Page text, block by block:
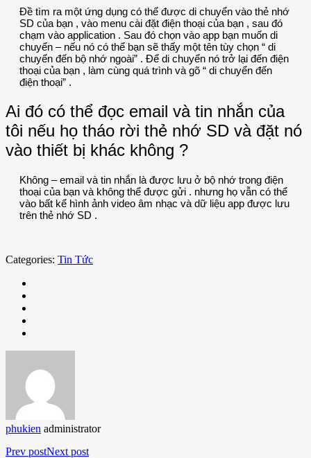
Đề tìm ra một ứng dụng có thể được di chuyển vào thẻ nhớ
SD của bạn , vào menu cài đặt điện thoại của bạn , sau đó
chạm vào application . Sau đó chọn vào app bạn muốn di
chuyển – nếu nó có thể bạn sẽ thấy một tên tùy chọn “ di
chuyển đến bộ nhớ ngoài” . Để di chuyển nó trở lại đến điện
thoại của bạn , làm cùng quá trình và gõ “ di chuyển đến
điện thoại” .
Ai đó có thể đọc email và tin nhắn của
tôi nếu họ tháo rời thẻ nhớ SD và đặt nó
vào thiết bị khác không ?
Không – email và tin nhắn là được lưu ở bộ nhớ trong điện
thoại của bạn và không thể được gửi . nhưng họ vẫn có thể
vào bất kể hình ảnh video âm nhạc và dữ liệu app được lưu
trên thẻ nhớ SD .
Categories: Tin Tức
phukien administrator
Prev postNext post